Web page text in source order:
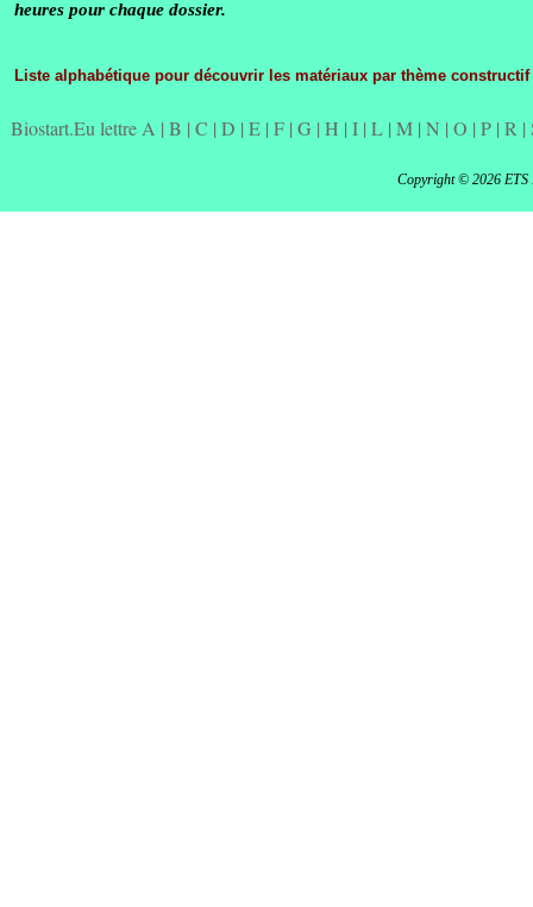
heures pour chaque dossier.
Liste alphabétique pour découvrir les matériaux par thème constructif
Biostart.Eu lettre A | B | C | D | E | F | G | H | I | L | M | N | O | P | R |
Copyright © 2026 ETS